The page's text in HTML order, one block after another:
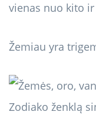
vienas nuo kito
Žemiau yra